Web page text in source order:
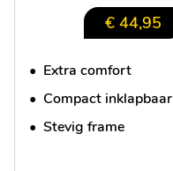
€ 44,95
• Extra comfort
• Compact inklapbaar
• Stevig frame